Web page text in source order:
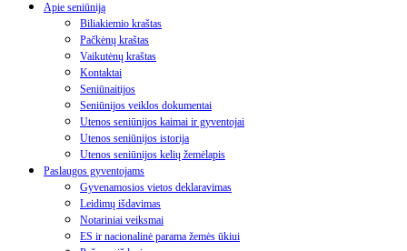
Apie seniūniją
Biliakiemio kraštas
Pačkėnų kraštas
Vaikutėnų kraštas
Kontaktai
Seniūnaitijos
Seniūnijos veiklos dokumentai
Utenos seniūnijos kaimai ir gyventojai
Utenos seniūnijos istorija
Utenos seniūnijos kelių žemėlapis
Paslaugos gyventojams
Gyvenamosios vietos deklaravimas
Leidimų išdavimas
Notariniai veiksmai
ES ir nacionalinė parama žemės ūkiui